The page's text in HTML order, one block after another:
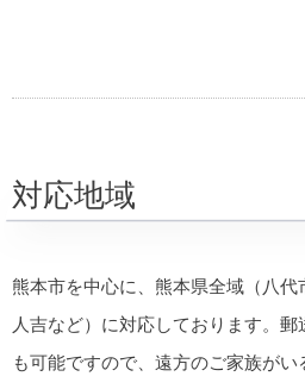
対応地域
熊本市を中心に、熊本県全域（八代
人吉など）に対応しております。
も可能ですので、遠方のご家族が